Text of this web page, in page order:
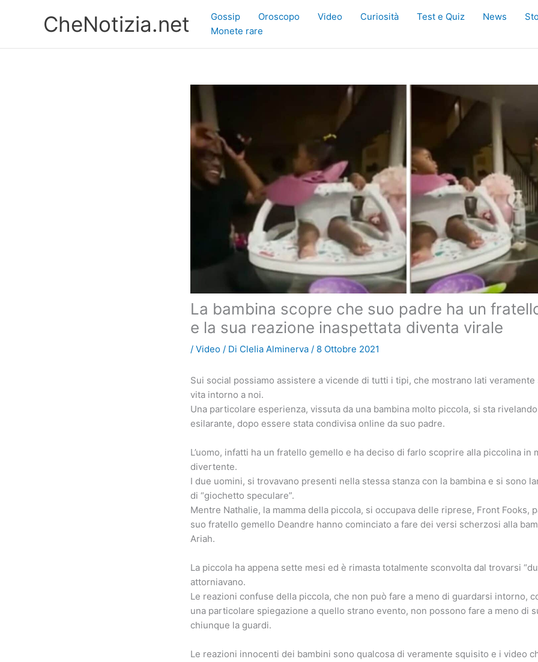
CheNotizia.net Gossip Oroscopo Video Curiosità Test e Quiz News
Monete rare
La bambina scopre che suo padre ha un
e la sua reazione inaspettata diventa virale
/ Video / Di Clelia Alminerva / 8 Ottobre 2021
Sui social possiamo assistere a vicende di tutti i tipi, che mostrano lati
vita intorno a noi.
Una particolare esperienza, vissuta da una bambina molto piccola, si sta
esilarante, dopo essere stata condivisa online da suo padre.
L’uomo, infatti ha un fratello gemello e ha deciso di farlo scoprire alla piccolina in
divertente.
I due uomini, si trovavano presenti nella stessa stanza con la bambina e si sono
di “giochetto speculare”.
Mentre Nathalie, la mamma della piccola, si occupava delle riprese, Front Fooks,
suo fratello gemello Deandre hanno cominciato a fare dei versi scherzosi alla
Ariah.
La piccola ha appena sette mesi ed è rimasta totalmente sconvolta dal trovarsi
attorniavano.
Le reazioni confuse della piccola, che non può fare a meno di guardarsi intorno,
una particolare spiegazione a quello strano evento, non possono fare a meno di
chiunque la guardi.
Le reazioni innocenti dei bambini sono qualcosa di veramente squisito e i video